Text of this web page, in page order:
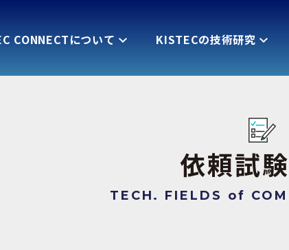
CONNECTについて KISTECの技術研究
依頼試
TECH. FIELDS of